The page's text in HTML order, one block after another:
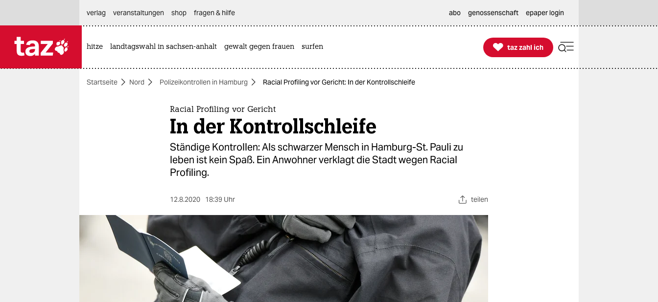
themen
berlin
verlag
veranstaltungen shop fragen & hilfe abo genossenschaft epaper login
hitze landtagswahl in sachsen-anhalt gewalt gegen frauen surfen 
taz zahl ich
taz zahl ich
Startseite Nord Polizeikontrollen in Hamburg Racial Profiling vor Gericht: In der Kontrollschleife
Racial Profiling vor Gericht
In der Kontrollschleife
Ständige Kontrollen: Als schwarzer Mensch in Hamburg-St. Pauli zu
leben ist kein Spaß. Ein Anwohner verklagt die Stadt wegen Racial
Profiling.
12.8.2020 18:39 Uhr teilen